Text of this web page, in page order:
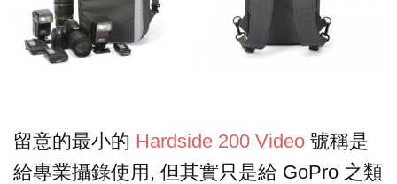
留意的最小的 Hardside 200 Video 號稱是
給專業攝錄使用, 但其實只是給 GoPro 之類